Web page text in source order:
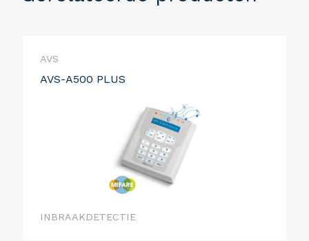
AVS
AVS-A500 PLUS
INBRAAKDETECTIE